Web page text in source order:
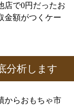
店で0円だったお
金額がつくケー
分析します
からおもちゃ市